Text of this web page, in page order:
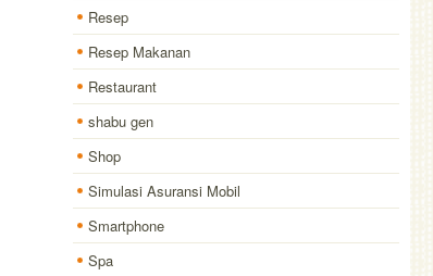
Resep
Resep Makanan
Restaurant
shabu gen
Shop
Simulasi Asuransi Mobil
Smartphone
Spa